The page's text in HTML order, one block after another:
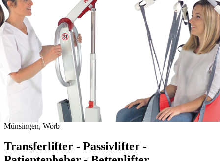
Münsingen, Worb
Transferlifter - Passivlifter -